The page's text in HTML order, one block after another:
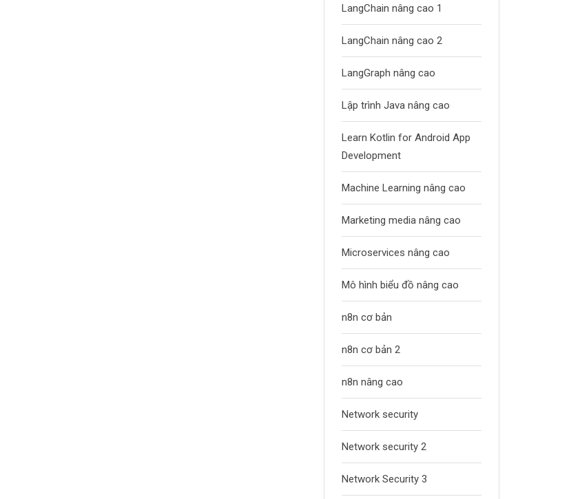
LangChain nâng cao 1
LangChain nâng cao 2
LangGraph nâng cao
Lập trình Java nâng cao
Learn Kotlin for Android App
Development
Machine Learning nâng cao
Marketing media nâng cao
Microservices nâng cao
Mô hình biểu đồ nâng cao
n8n cơ bản
n8n cơ bản 2
n8n nâng cao
Network security
Network security 2
Network Security 3